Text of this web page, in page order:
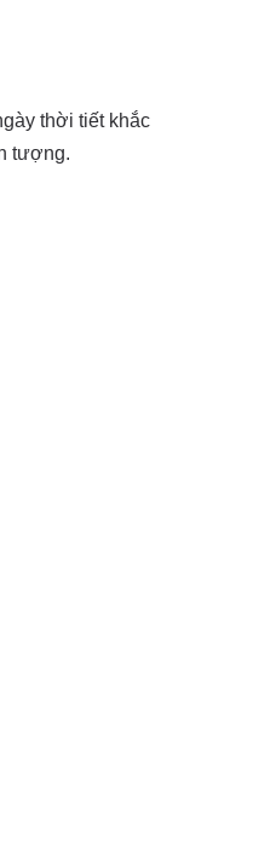
thời tiết khắc
tượng.